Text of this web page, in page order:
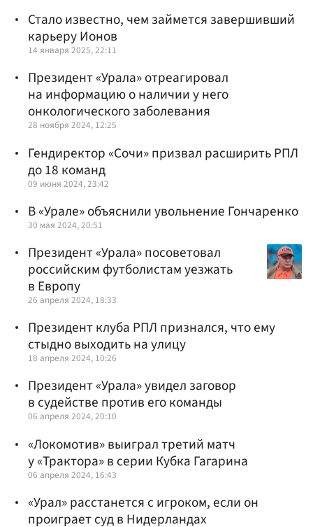
Стало известно, чем займется завершивший
карьеру Ионов
14 января 2025, 22:11
Президент «Урала» отреагировал
на информацию о наличии у него
онкологического заболевания
28 ноября 2024, 12:25
Гендиректор «Сочи» призвал расширить РПЛ
до 18 команд
09 июня 2024, 23:42
В «Урале» объяснили увольнение Гончаренко
30 мая 2024, 20:51
Президент «Урала» посоветовал
российским футболистам уезжать
в Европу
26 апреля 2024, 18:33
Президент клуба РПЛ признался, что ему
стыдно выходить на улицу
18 апреля 2024, 10:26
Президент «Урала» увидел заговор
в судействе против его команды
06 апреля 2024, 20:10
«Локомотив» выиграл третий матч
у «Трактора» в серии Кубка Гагарина
06 апреля 2024, 16:43
«Урал» расстанется с игроком, если он
проиграет суд в Нидерландах